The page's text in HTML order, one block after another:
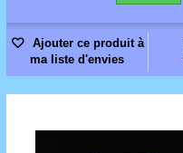
Ajouter ce produit à
ma liste d'envies